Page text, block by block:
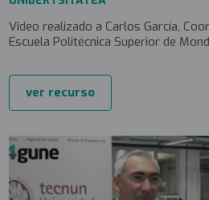
Video realizado a Carlos García,
Escuela Politécnica Superior de
ver recurso